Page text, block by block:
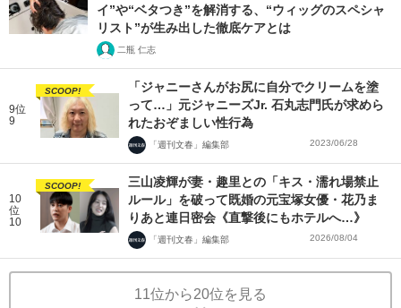
イ”や“ベタつき”を解消する、“ウィッグのスペシャ
リスト”が生み出した徹底ケアとは
二瓶 仁志
9位
9
SCOOP!
「ジャニーさんがお尻に自分でクリームを塗
って…」元ジャニーズJr. 石丸志門氏が求めら
れたおぞましい性行為
「週刊文春」編集部 2023/06/28
10
位
10
SCOOP!
三山凌輝が妻・趣里との「キス・濡れ場禁止
ルール」を破って既婚の元宝塚女優・花乃ま
りあと連日密会《直撃後にもホテルへ…》
「週刊文春」編集部 2026/08/04
11位から20位を見る